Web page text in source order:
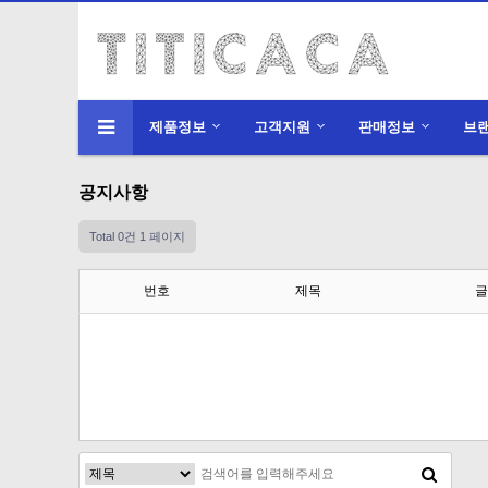
제품정보 고객지원 판매정보 브
공지사항
Total 0건 1 페이지
번호 제목